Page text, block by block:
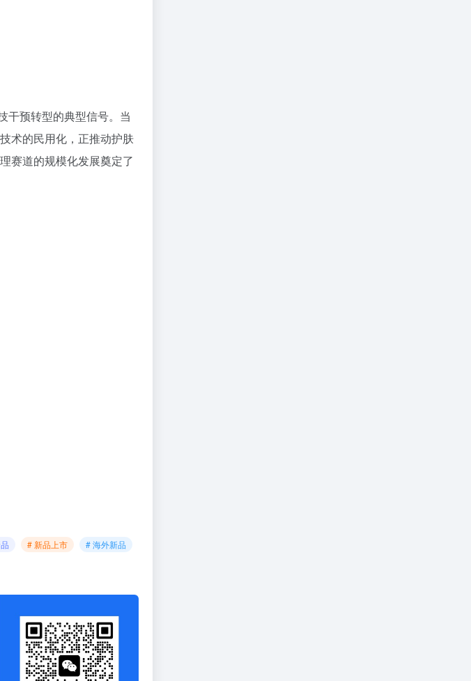
干预转型的典型信号。当
术的民用化，正推动护肤
赛道的规模化发展奠定了
# 新品上市
# 海外新品